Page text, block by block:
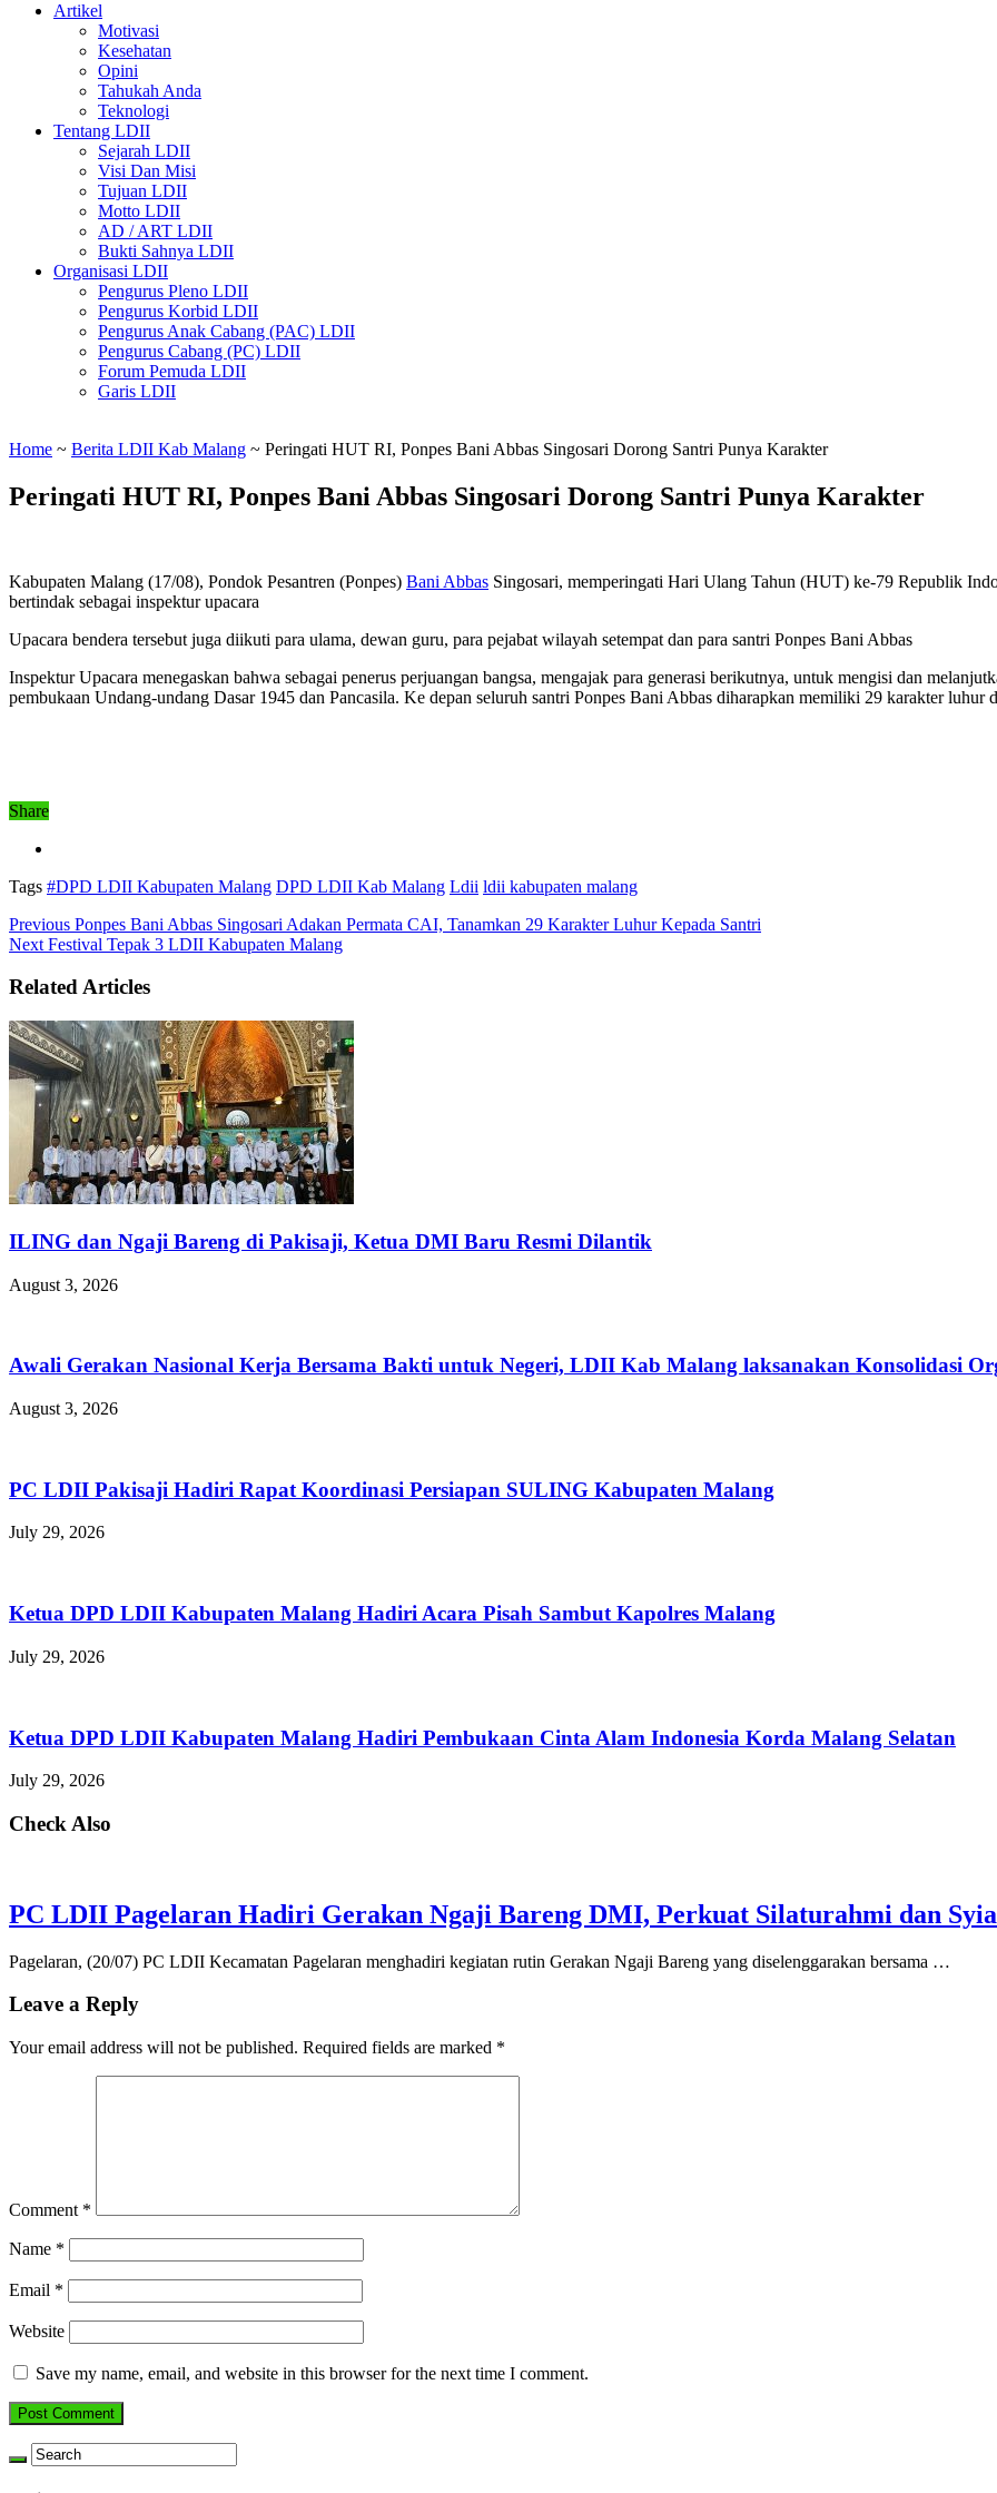
Artikel
Motivasi
Kesehatan
Opini
Tahukah Anda
Teknologi
Tentang LDII
Sejarah LDII
Visi Dan Misi
Tujuan LDII
Motto LDII
AD / ART LDII
Bukti Sahnya LDII
Organisasi LDII
Pengurus Pleno LDII
Pengurus Korbid LDII
Pengurus Anak Cabang (PAC) LDII
Pengurus Cabang (PC) LDII
Forum Pemuda LDII
Garis LDII
Home ~ Berita LDII Kab Malang ~ Peringati HUT RI, Ponpes Bani Abbas Singosari Dorong Santri Punya Karakter
Peringati HUT RI, Ponpes Bani Abbas Singosari Dorong Santri Punya Karakter
Kabupaten Malang (17/08), Pondok Pesantren (Ponpes) Bani Abbas Singosari, memperingati Hari Ulang Tahun (HUT) ke-79 Republik
bertindak sebagai inspektur upacara
Upacara bendera tersebut juga diikuti para ulama, dewan guru, para pejabat wilayah setempat dan para santri Ponpes Bani Abbas
Inspektur Upacara menegaskan bahwa sebagai penerus perjuangan bangsa, mengajak para generasi berikutnya, untuk mengisi dan
pembukaan Undang-undang Dasar 1945 dan Pancasila. Ke depan seluruh santri Ponpes Bani Abbas diharapkan memiliki 29 karakter luhur
Share
Tags #DPD LDII Kabupaten Malang DPD LDII Kab Malang Ldii ldii kabupaten malang
Previous Ponpes Bani Abbas Singosari Adakan Permata CAI, Tanamkan 29 Karakter Luhur Kepada Santri
Next Festival Tepak 3 LDII Kabupaten Malang
Related Articles
ILING dan Ngaji Bareng di Pakisaji, Ketua DMI Baru Resmi Dilantik
August 3, 2026
Awali Gerakan Nasional Kerja Bersama Bakti untuk Negeri, LDII Kab Malang laksanakan Konsolidasi
August 3, 2026
PC LDII Pakisaji Hadiri Rapat Koordinasi Persiapan SULING Kabupaten Malang
July 29, 2026
Ketua DPD LDII Kabupaten Malang Hadiri Acara Pisah Sambut Kapolres Malang
July 29, 2026
Ketua DPD LDII Kabupaten Malang Hadiri Pembukaan Cinta Alam Indonesia Korda Malang Selatan
July 29, 2026
Check Also
PC LDII Pagelaran Hadiri Gerakan Ngaji Bareng DMI, Perkuat Silaturahmi dan
Pagelaran, (20/07) PC LDII Kecamatan Pagelaran menghadiri kegiatan rutin Gerakan Ngaji Bareng yang diselenggarakan bersama …
Leave a Reply
Your email address will not be published. Required fields are marked *
Comment *
Name *
Email *
Website
Save my name, email, and website in this browser for the next time I comment.